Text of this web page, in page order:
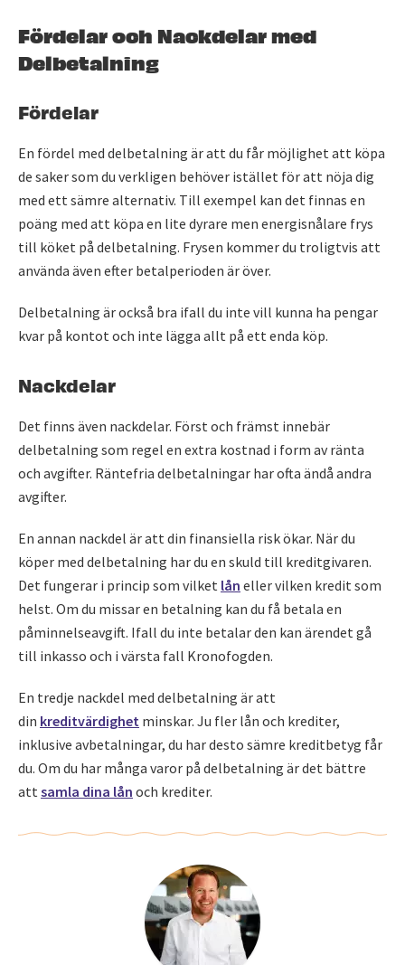
Fördelar och Nackdelar med
Delbetalning
Fördelar
En fördel med delbetalning är att du får möjlighet att köpa
de saker som du verkligen behöver istället för att nöja dig
med ett sämre alternativ. Till exempel kan det finnas en
poäng med att köpa en lite dyrare men energisnålare frys
till köket på delbetalning. Frysen kommer du troligtvis att
använda även efter betalperioden är över.
Delbetalning är också bra ifall du inte vill kunna ha pengar
kvar på kontot och inte lägga allt på ett enda köp.
Nackdelar
Det finns även nackdelar. Först och främst innebär
delbetalning som regel en extra kostnad i form av ränta
och avgifter. Räntefria delbetalningar har ofta ändå andra
avgifter.
En annan nackdel är att din finansiella risk ökar. När du
köper med delbetalning har du en skuld till kreditgivaren.
Det fungerar i princip som vilket lån eller vilken kredit som
helst. Om du missar en betalning kan du få betala en
påminnelseavgift. Ifall du inte betalar den kan ärendet gå
till inkasso och i värsta fall Kronofogden.
En tredje nackdel med delbetalning är att
din kreditvärdighet minskar. Ju fler lån och krediter,
inklusive avbetalningar, du har desto sämre kreditbetyg får
du. Om du har många varor på delbetalning är det bättre
att samla dina lån och krediter.